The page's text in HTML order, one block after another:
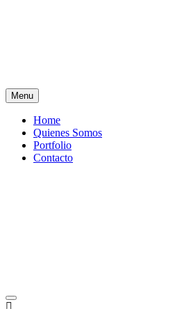
Menu
Home
Quienes Somos
Portfolio
Contacto